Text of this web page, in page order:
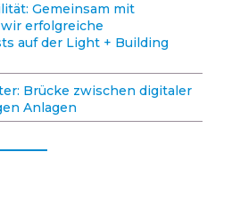
Gemeinsam mit
erfolgreiche
auf der Light + Building
Brücke zwischen digitaler
Anlagen